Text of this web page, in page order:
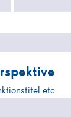
etc.